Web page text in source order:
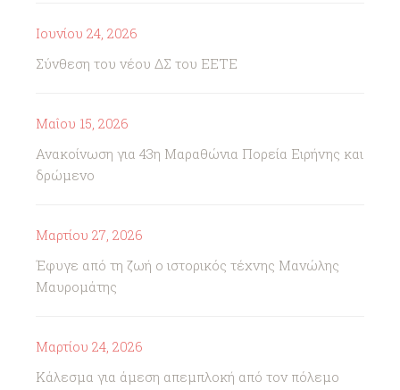
Ιουνίου 24, 2026
Σύνθεση του νέου ΔΣ του ΕΕΤΕ
Μαΐου 15, 2026
Ανακοίνωση για 43η Μαραθώνια Πορεία Ειρήνης και
δρώμενο
Μαρτίου 27, 2026
Έφυγε από τη ζωή ο ιστορικός τέχνης Μανώλης
Μαυρομάτης
Μαρτίου 24, 2026
Κάλεσμα για άμεση απεμπλοκή από τον πόλεμο